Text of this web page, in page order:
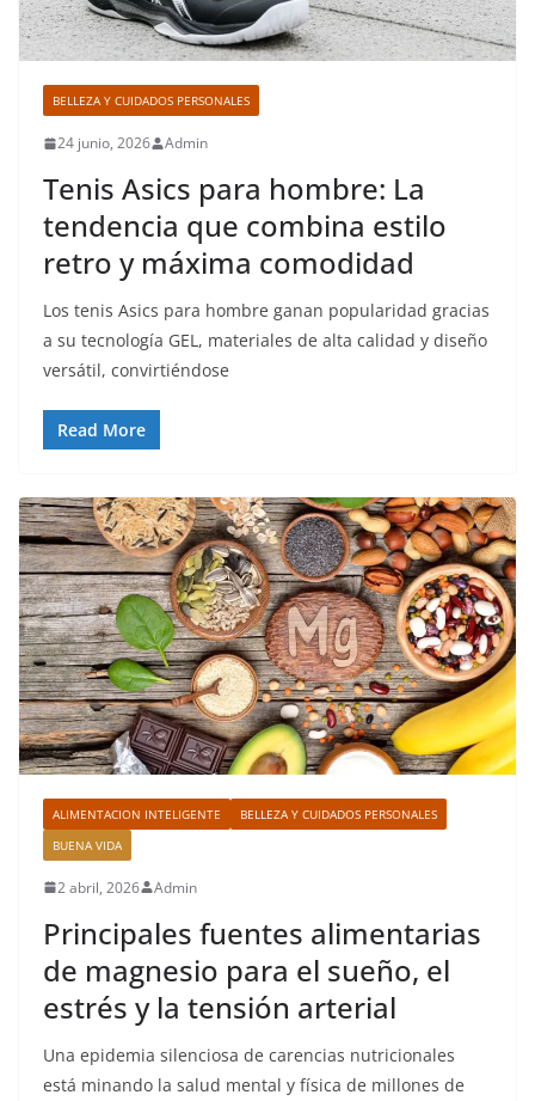
BELLEZA Y CUIDADOS PERSONALES
24 junio, 2026 Admin
Tenis Asics para hombre: La
tendencia que combina estilo
retro y máxima comodidad
Los tenis Asics para hombre ganan popularidad gracias
a su tecnología GEL, materiales de alta calidad y diseño
versátil, convirtiéndose
Read More
ALIMENTACION INTELIGENTE
BELLEZA Y CUIDADOS PERSONALES
BUENA VIDA
2 abril, 2026 Admin
Principales fuentes alimentarias
de magnesio para el sueño, el
estrés y la tensión arterial
Una epidemia silenciosa de carencias nutricionales
está minando la salud mental y física de millones de